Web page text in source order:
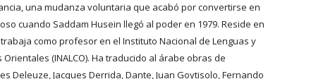
una mudanza voluntaria que acabó por convertirse en
cuando Saddam Husein llegó al poder en 1979. Reside en
como profesor en el Instituto Nacional de Lenguas y
Orientales (INALCO). Ha traducido al árabe obras de
Deleuze, Jacques Derrida, Dante, Juan Goytisolo, Fernando